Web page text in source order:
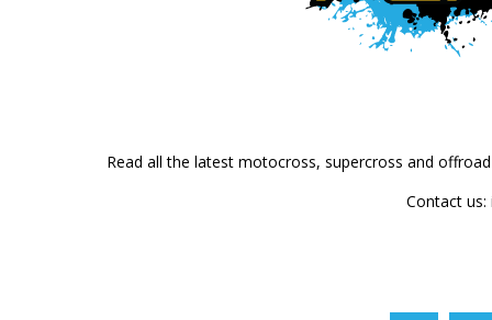
Read all the latest motocross, supercross and
Contact us: